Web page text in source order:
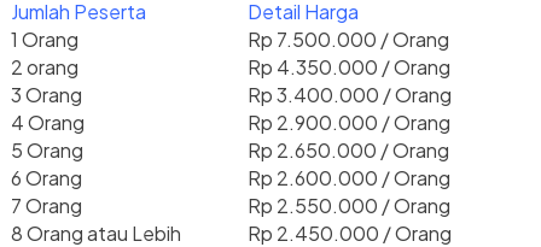
Jumlah Peserta
Detail Harga
1 Orang
Rp 7.500.000 / Orang
2 orang
Rp 4.350.000 / Orang
3 Orang
Rp 3.400.000 / Orang
4 Orang
Rp 2.900.000 / Orang
5 Orang
Rp 2.650.000 / Orang
6 Orang
Rp 2.600.000 / Orang
7 Orang
Rp 2.550.000 / Orang
8 Orang atau Lebih
Rp 2.450.000 / Orang